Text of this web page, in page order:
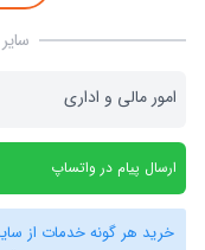
امور مالی و اداری
ارسال پیام در واتساپ
خرید هر گونه خدمات از